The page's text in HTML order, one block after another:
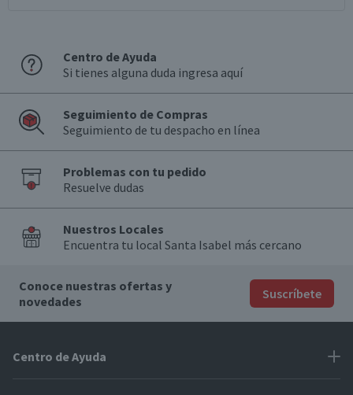
Centro de Ayuda
Si tienes alguna duda ingresa aquí
Seguimiento de Compras
Seguimiento de tu despacho en línea
Problemas con tu pedido
Resuelve dudas
Nuestros Locales
Encuentra tu local Santa Isabel más cercano
Conoce nuestras ofertas y
novedades
Suscríbete
Centro de Ayuda